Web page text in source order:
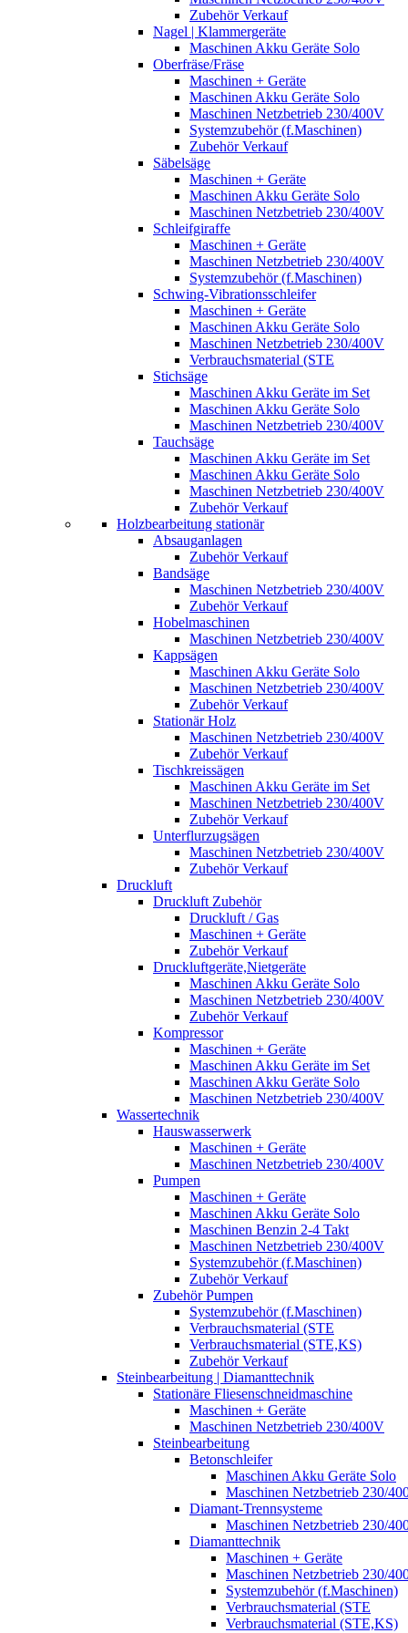
Zubehör Verkauf
Nagel | Klammergeräte
Maschinen Akku Geräte Solo
Oberfräse/Fräse
Maschinen + Geräte
Maschinen Akku Geräte Solo
Maschinen Netzbetrieb 230/400V
Systemzubehör (f.Maschinen)
Zubehör Verkauf
Säbelsäge
Maschinen + Geräte
Maschinen Akku Geräte Solo
Maschinen Netzbetrieb 230/400V
Schleifgiraffe
Maschinen + Geräte
Maschinen Netzbetrieb 230/400V
Systemzubehör (f.Maschinen)
Schwing-Vibrationsschleifer
Maschinen + Geräte
Maschinen Akku Geräte Solo
Maschinen Netzbetrieb 230/400V
Verbrauchsmaterial (STE
Stichsäge
Maschinen Akku Geräte im Set
Maschinen Akku Geräte Solo
Maschinen Netzbetrieb 230/400V
Tauchsäge
Maschinen Akku Geräte im Set
Maschinen Akku Geräte Solo
Maschinen Netzbetrieb 230/400V
Zubehör Verkauf
Holzbearbeitung stationär
Absauganlagen
Zubehör Verkauf
Bandsäge
Maschinen Netzbetrieb 230/400V
Zubehör Verkauf
Hobelmaschinen
Maschinen Netzbetrieb 230/400V
Kappsägen
Maschinen Akku Geräte Solo
Maschinen Netzbetrieb 230/400V
Zubehör Verkauf
Stationär Holz
Maschinen Netzbetrieb 230/400V
Zubehör Verkauf
Tischkreissägen
Maschinen Akku Geräte im Set
Maschinen Netzbetrieb 230/400V
Zubehör Verkauf
Unterflurzugsägen
Maschinen Netzbetrieb 230/400V
Zubehör Verkauf
Druckluft
Druckluft Zubehör
Druckluft / Gas
Maschinen + Geräte
Zubehör Verkauf
Druckluftgeräte,Nietgeräte
Maschinen Akku Geräte Solo
Maschinen Netzbetrieb 230/400V
Zubehör Verkauf
Kompressor
Maschinen + Geräte
Maschinen Akku Geräte im Set
Maschinen Akku Geräte Solo
Maschinen Netzbetrieb 230/400V
Wassertechnik
Hauswasserwerk
Maschinen + Geräte
Maschinen Netzbetrieb 230/400V
Pumpen
Maschinen + Geräte
Maschinen Akku Geräte Solo
Maschinen Benzin 2-4 Takt
Maschinen Netzbetrieb 230/400V
Systemzubehör (f.Maschinen)
Zubehör Verkauf
Zubehör Pumpen
Systemzubehör (f.Maschinen)
Verbrauchsmaterial (STE
Verbrauchsmaterial (STE,KS)
Zubehör Verkauf
Steinbearbeitung | Diamanttechnik
Stationäre Fliesenschneidmaschine
Maschinen + Geräte
Maschinen Netzbetrieb 230/400V
Steinbearbeitung
Betonschleifer
Maschinen Akku Geräte Solo
Maschinen Netzbetrieb 230/
Diamant-Trennsysteme
Maschinen Netzbetrieb 230/
Diamanttechnik
Maschinen + Geräte
Maschinen Netzbetrieb 230/
Systemzubehör (f.Maschinen)
Verbrauchsmaterial (STE
Verbrauchsmaterial (STE,KS)